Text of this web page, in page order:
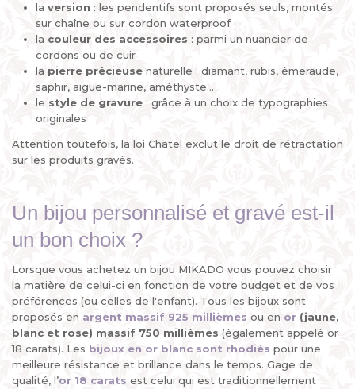
la version : les pendentifs sont proposés seuls, montés
sur chaîne ou sur cordon waterproof
la couleur des accessoires : parmi un nuancier de
cordons ou de cuir
la pierre précieuse naturelle : diamant, rubis, émeraude,
saphir, aigue-marine, améthyste...
le style de gravure : grâce à un choix de typographies
originales
Attention toutefois, la loi Chatel exclut le droit de rétractation
sur les produits gravés.
Un bijou personnalisé et gravé est-il
un bon choix ?
Lorsque vous achetez un bijou MIKADO vous pouvez choisir
la matière de celui-ci en fonction de votre budget et de vos
préférences (ou celles de l'enfant). Tous les bijoux sont
proposés en argent massif 925 millièmes ou en or (jaune,
blanc et rose) massif 750 millièmes (également appelé or
18 carats). Les bijoux en or blanc sont rhodiés pour une
meilleure résistance et brillance dans le temps. Gage de
qualité, l’or 18 carats est celui qui est traditionnellement